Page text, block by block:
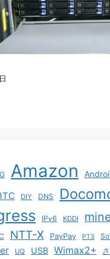
Amazon
DIY DNS
IPv6 KDDI
NTT-X PayPay PT3
UQ USB Wimax2+